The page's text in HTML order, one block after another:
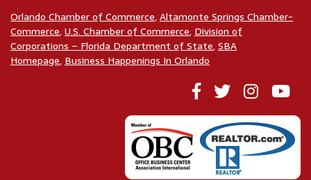
Orlando Chamber of Commerce,Altamonte Springs Chamber-
Commerce,U.S. Chamber of Commerce, Division of
Corporations – Florida Department of State,SBA
Homepage, Business Happenings In Orlando